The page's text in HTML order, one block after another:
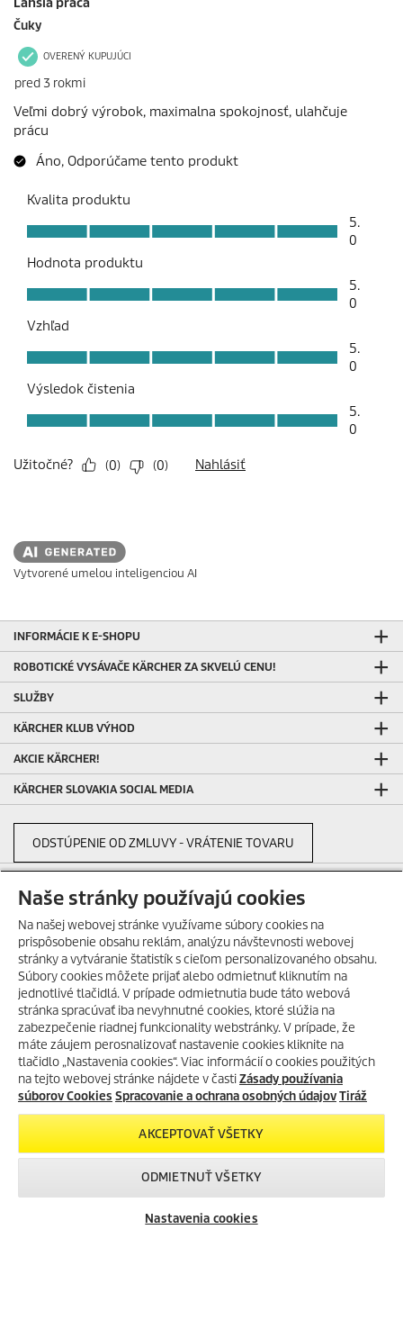
HORÚCE LETO S KÄRCHER
POKRAČUJE!
Získajte svoje obľúbené
nezľavnené produkty Home and
Garden so zľavou -26%- použite
zľavový kód LETNAVLNA!
SKOPÍROVAŤ ZĽAVOVÝ
KÓD
Vytvorené umelou inteligenciou AI
INFORMÁCIE K E-SHOPU
ROBOTICKÉ VYSÁVAČE KÄRCHER ZA SKVELÚ CENU!
SLUŽBY
KÄRCHER KLUB VÝHOD
AKCIE KÄRCHER!
KÄRCHER SLOVAKIA SOCIAL MEDIA
ODSTÚPENIE OD ZMLUVY - VRÁTENIE TOVARU
REKLAMÁCIA DODANÉHO/NEKOMPLETNÉHO TOVARU
PREDAJNE KÄRCHER CENTER
UŽITOČNÉ INFORMÁCIE
Tiráž
Kontakty
Podávanie oznámení
Otázky a odpovede
Všeobecné podmienky nájmu
Všeobecné podmienky dlhodobého nájmu
Všeobecné obchodné podmienky
Všeobecné predajné, dodacie, montážne a záručné podmienky pre
obchodných a servisných partnerov
Všeobecné podmienky pre službu servisná zmluva
Naše stránky používajú cookies
Na našej webovej stránke využívame súbory cookies na
prispôsobenie obsahu reklám, analýzu návštevnosti webovej
stránky a vytváranie štatistík s cieľom personalizovaného obsahu.
Súbory cookies môžete prijať alebo odmietnuť kliknutím na
jednotlivé tlačidlá. V prípade odmietnutia bude táto webová
stránka spracúvať iba nevyhnutné cookies, ktoré slúžia na
zabezpečenie riadnej funkcionality webstránky. V prípade, že
máte záujem perosnalizovať nastavenie cookies kliknite na
tlačidlo „Nastavenia cookies“. Viac informácií o cookies použitých
na tejto webovej stránke nájdete v častiZásady používania
súborov Cookies Spracovanie a ochrana osobných údajovTiráž
AKCEPTOVAŤ VŠETKY
ODMIETNUŤ VŠETKY
Nastavenia cookies